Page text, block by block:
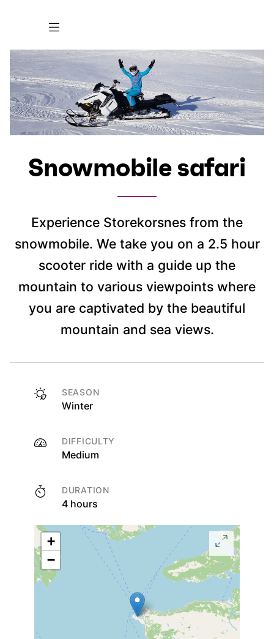
Snowmobile safari
Experience Storekorsnes from the
snowmobile. We take you on a 2.5 hour
scooter ride with a guide up the
mountain to various viewpoints where
you are captivated by the beautiful
mountain and sea views.
SEASON
Winter
DIFFICULTY
Medium
DURATION
4 hours
+
−